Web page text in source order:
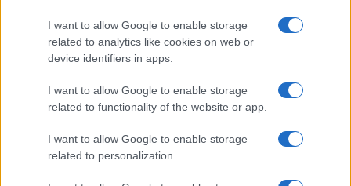
I want to allow Google to enable storage
related to analytics like cookies on web or
device identifiers in apps.
I want to allow Google to enable storage
related to functionality of the website or app.
I want to allow Google to enable storage
related to personalization.
Delta Center
Salmo finisce in ospedale a Catania, ma il tour
va avanti: “Sicilia, ci sono”